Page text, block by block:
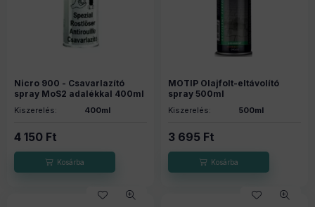
Nicro 900 - Csavarlazító
spray MoS2 adalékkal 400ml
Kiszerelés: 400ml
4 150 Ft
MOTIP Olajfolt-eltávolító
spray 500ml
Kiszerelés: 500ml
3 695 Ft